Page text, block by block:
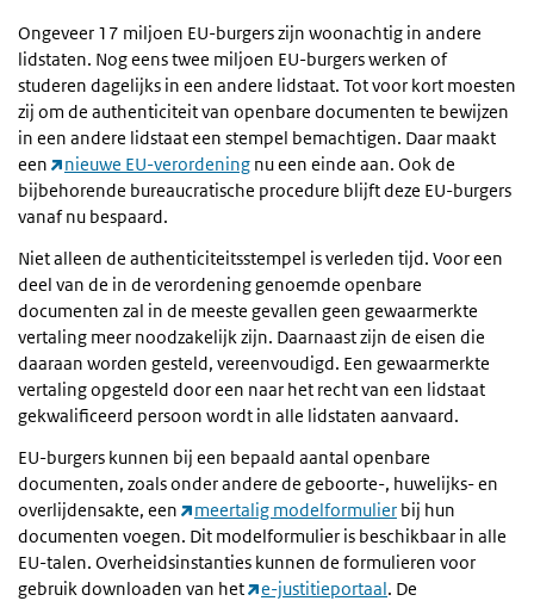
Ongeveer 17 miljoen EU-burgers zijn woonachtig in andere
lidstaten. Nog eens twee miljoen EU-burgers werken of
studeren dagelijks in een andere lidstaat. Tot voor kort moesten
zij om de authenticiteit van openbare documenten te bewijzen
in een andere lidstaat een stempel bemachtigen. Daar maakt
een
nieuwe EU-verordening nu een einde aan. Ook de
bijbehorende bureaucratische procedure blijft deze EU-burgers
vanaf nu bespaard.
Niet alleen de authenticiteitsstempel is verleden tijd. Voor een
deel van de in de verordening genoemde openbare
documenten zal in de meeste gevallen geen gewaarmerkte
vertaling meer noodzakelijk zijn. Daarnaast zijn de eisen die
daaraan worden gesteld, vereenvoudigd. Een gewaarmerkte
vertaling opgesteld door een naar het recht van een lidstaat
gekwalificeerd persoon wordt in alle lidstaten aanvaard.​​​​​​​
EU-burgers kunnen bij een bepaald aantal openbare
documenten, zoals onder andere de geboorte-, huwelijks- en
overlijdensakte, een
meertalig modelformulier bij hun
documenten voegen. Dit modelformulier is beschikbaar in alle
EU-talen. Overheidsinstanties kunnen de formulieren voor
gebruik downloaden van het
e-justitieportaal. De